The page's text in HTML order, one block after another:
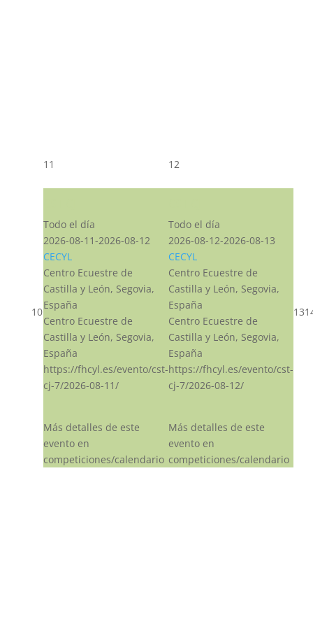
10
11
Todo el día
2026-08-11-2026-08-12
CECYL
Centro Ecuestre de
Castilla y León, Segovia,
España
Centro Ecuestre de
Castilla y León, Segovia,
España
https://fhcyl.es/evento/cst-
cj-7/2026-08-11/
Más detalles de este
evento en
competiciones/calendario
12
Todo el día
2026-08-12-2026-08-13
CECYL
Centro Ecuestre de
Castilla y León, Segovia,
España
Centro Ecuestre de
Castilla y León, Segovia,
España
https://fhcyl.es/evento/cst-
cj-7/2026-08-12/
Más detalles de este
evento en
competiciones/calendario
13